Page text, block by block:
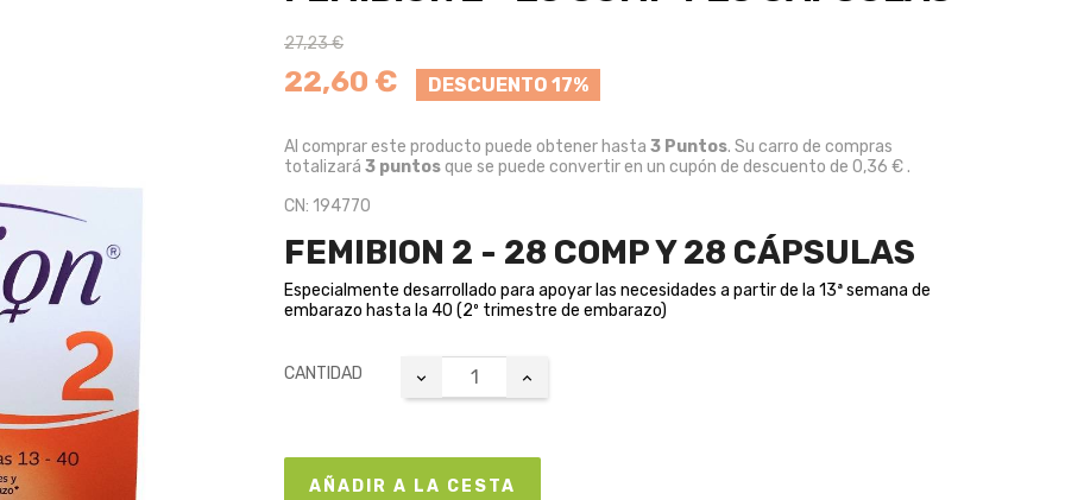
27,23 €
22,60 € DESCUENTO 17%
Al comprar este producto puede obtener hasta 3 Puntos. Su carro de compras
totalizará 3 puntosque se puede convertir en un cupón de descuento de 0,36 €.
CN: 194770
FEMIBION 2 - 28 COMP Y 28 CÁPSULAS
Especialmente desarrollado para apoyar las necesidades a partir de la 13ª semana de
embarazo hasta la 40 (2º trimestre de embarazo)
CANTIDAD
AÑADIR A LA CESTA